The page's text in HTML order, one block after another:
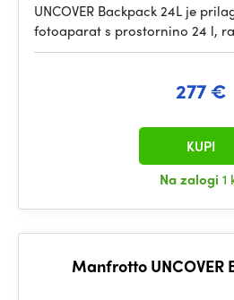
UNCOVER Backpack 24L je
fotoaparat s prostornino 24 l,
277 €
Na zalogi 1
KUPI
Manfrotto UNCOVER